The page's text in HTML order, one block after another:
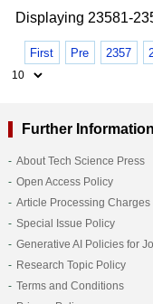
Displaying 23581-
First Pre 2357
Further Information
About Tech Science Press
Open Access Policy
Article Processing Charges
Special Issue Policy
Generative AI Policies for
Research Topic Policy
Terms and Conditions